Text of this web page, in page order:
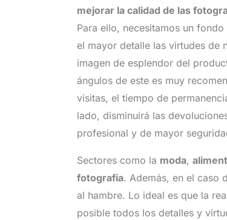
mejorar la calidad de las
Para ello, necesitamos un
el mayor detalle las virtudes de
imagen de esplendor del
ángulos de este es muy
visitas, el tiempo de
lado, disminuirá las
profesional y de mayor
Sectores como la moda,
fotografía. Además, en el caso
al hambre. Lo ideal es que la
posible todos los detalles y